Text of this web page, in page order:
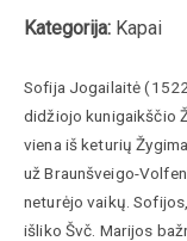
Kategorija: Kapai
Sofija Jogailaitė
didžiojo kunigaikščio
viena iš keturių
už Braunšveigo-
neturėjo vaikų.
išliko Švč. Marijos